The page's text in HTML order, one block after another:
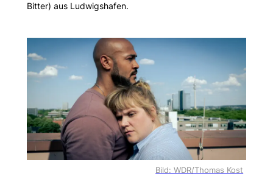
Bitter) aus Ludwigshafen.
Bild: WDR/Thomas Kost